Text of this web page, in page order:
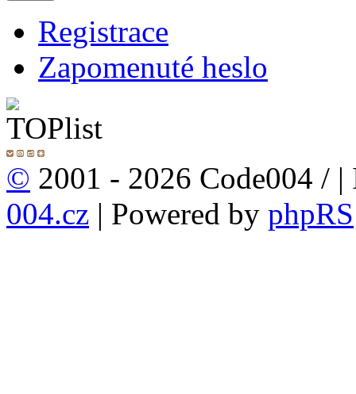
Registrace
Zapomenuté heslo
© 2001 - 2026 Code004 / |
004.cz | Powered by phpRS